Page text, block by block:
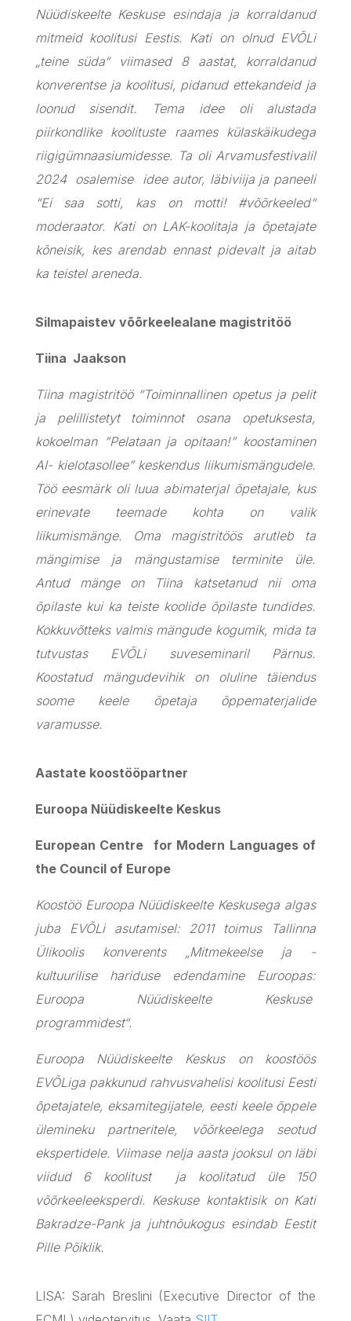
Nüüdiskeelte Keskuse esindaja ja korraldanud
mitmeid koolitusi Eestis. Kati on olnud EVÕLi
„teine süda“ viimased 8 aastat, korraldanud
konverentse ja koolitusi, pidanud ettekandeid ja
loonud sisendit. Tema idee oli alustada
piirkondlike koolituste raames külaskäikudega
riigigümnaasiumidesse. Ta oli Arvamusfestivalil
2024 osalemise idee autor, läbiviija ja paneeli
“Ei saa sotti, kas on motti! #võõrkeeled“
moderaator. Kati on LAK-koolitaja ja õpetajate
kõneisik, kes arendab ennast pidevalt ja aitab
ka teistel areneda.
Silmapaistev võõrkeelealane magistritöö
Tiina Jaakson
Tiina magistritöö “Toiminnallinen opetus ja pelit
ja pelillistetyt toiminnot osana opetuksesta,
kokoelman ”Pelataan ja opitaan!” koostaminen
AI- kielotasollee” keskendus liikumismängudele.
Töö eesmärk oli luua abimaterjal õpetajale, kus
erinevate teemade kohta on valik
liikumismänge. Oma magistritöös arutleb ta
mängimise ja mängustamise terminite üle.
Antud mänge on Tiina katsetanud nii oma
õpilaste kui ka teiste koolide õpilaste tundides.
Kokkuvõtteks valmis mängude kogumik, mida ta
tutvustas EVÕLi suveseminaril Pärnus.
Koostatud mängudevihik on oluline täiendus
soome keele õpetaja õppematerjalide
varamusse.
Aastate koostööpartner
Euroopa Nüüdiskeelte Keskus
European Centre
for Modern Languages of
the Council of Europe
Koostöö Euroopa Nüüdiskeelte Keskusega algas
juba EVÕLi asutamisel: 2011 toimus Tallinna
Ülikoolis konverents „Mitmekeelse ja -
kultuurilise hariduse edendamine Euroopas:
Euroopa Nüüdiskeelte Keskuse
programmidest“.
Euroopa Nüüdiskeelte Keskus on koostöös
EVÕLiga pakkunud rahvusvahelisi koolitusi Eesti
õpetajatele, eksamitegijatele, eesti keele õppele
ülemineku partneritele, võõrkeelega seotud
ekspertidele. Viimase nelja aasta jooksul on läbi
viidud 6 koolitust ja koolitatud üle 150
võõrkeeleeksperdi. Keskuse kontaktisik on Kati
Bakradze-Pank ja juhtnõukogus esindab Eestit
Pille Põiklik.
LISA: Sarah Breslini (Executive Director of the